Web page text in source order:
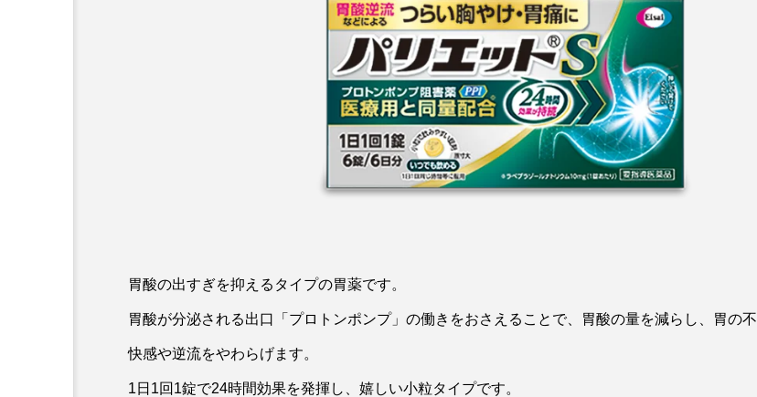
胃酸の出すぎを抑えるタイプの胃薬です。
胃酸が分泌される出口「プロトンポンプ」の働きをおさえることで、胃酸の量を減らし、胃の不
快感や逆流をやわらげます。
1日1回1錠で24時間効果を発揮し、嬉しい小粒タイプです。